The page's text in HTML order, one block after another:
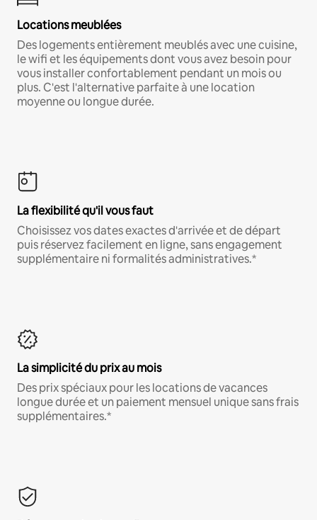
Locations meublées
Des logements entièrement meublés avec une cuisine,
le wifi et les équipements dont vous avez besoin pour
vous installer confortablement pendant un mois ou
plus. C'est l'alternative parfaite à une location
moyenne ou longue durée.
La flexibilité qu'il vous faut
Choisissez vos dates exactes d'arrivée et de départ
puis réservez facilement en ligne, sans engagement
supplémentaire ni formalités administratives.*
La simplicité du prix au mois
Des prix spéciaux pour les locations de vacances
longue durée et un paiement mensuel unique sans frais
supplémentaires.*